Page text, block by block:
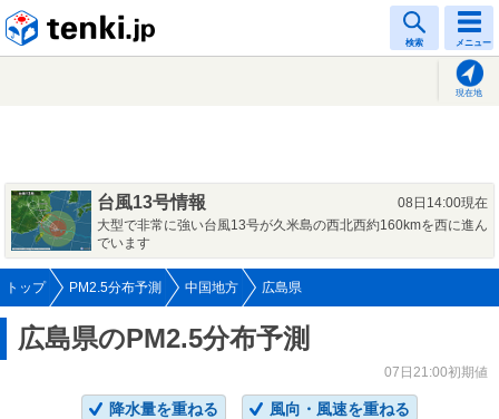
検索 メニュー
現在地
台風13号情報
08日14:00現在
大型で非常に強い台風13号が久米島の西北西約160kmを西に進ん
でいます
トップ PM2.5分布予測 中国地方 広島県
広島県のPM2.5分布予測
07日21:00初期値
降水量を重ねる 風向・風速を重ねる